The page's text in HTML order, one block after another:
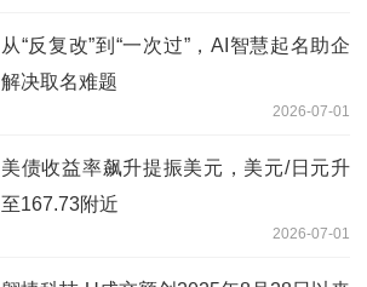
从“反复改”到“一次过”，AI智慧起名助企
解决取名难题
2026-07-01
美债收益率飙升提振美元，美元/日元升
至167.73附近
2026-07-01